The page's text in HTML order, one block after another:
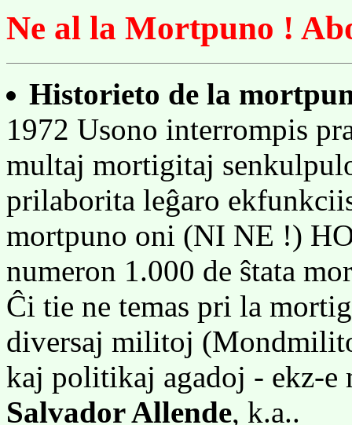
Ne al la Mortpuno !
Historieto de la
1972 Usono interrompis
multaj mortigitaj
prilaborita leĝaro
mortpuno oni (NI NE !)
numeron 1.000 de ŝtata
Ĉi tie ne temas pri la
diversaj militoj
kaj politikaj agadoj - ekz-
Salvador Allende, k.a..